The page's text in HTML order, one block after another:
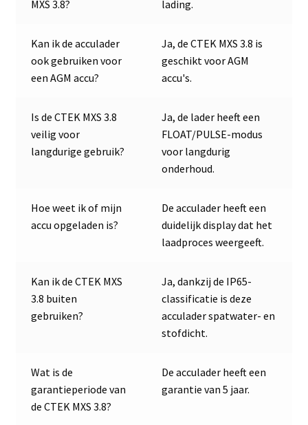
MXS 3.8? lading.
Kan ik de acculader
ook gebruiken voor
een AGM accu?
Ja, de CTEK MXS 3.8 is
geschikt voor AGM
accu's.
Is de CTEK MXS 3.8
veilig voor
langdurige gebruik?
Ja, de lader heeft een
FLOAT/PULSE-modus
voor langdurig
onderhoud.
Hoe weet ik of mijn
accu opgeladen is?
De acculader heeft een
duidelijk display dat het
laadproces weergeeft.
Kan ik de CTEK MXS
3.8 buiten
gebruiken?
Ja, dankzij de IP65-
classificatie is deze
acculader spatwater- en
stofdicht.
Wat is de
garantieperiode van
de CTEK MXS 3.8?
De acculader heeft een
garantie van 5 jaar.